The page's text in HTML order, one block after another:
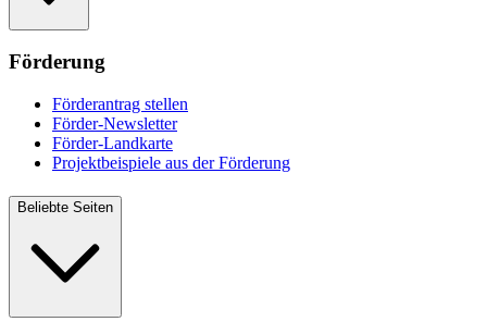
Förderung
Förderantrag stellen
Förder-Newsletter
Förder-Landkarte
Projektbeispiele aus der Förderung
Beliebte Seiten